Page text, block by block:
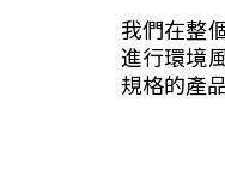
我們在整
進行環境
規格的產品